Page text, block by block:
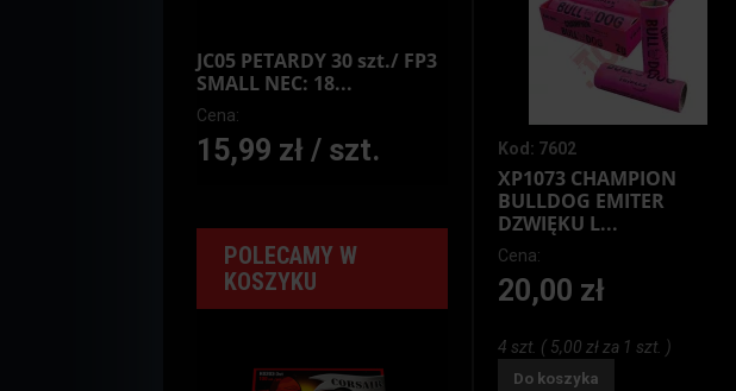
Kod: 7602
XP1073 CHAMPION
BULLDOG EMITER
DZWIĘKU L...
Cena:
20,00 zł
4 szt. ( 5,00 zł za 1 szt. )
Do koszyka
JC05 PETARDY 30 szt./ FP3
SMALL NEC: 18...
Cena:
15,99 zł / szt.
POLECAMY W
KOSZYKU